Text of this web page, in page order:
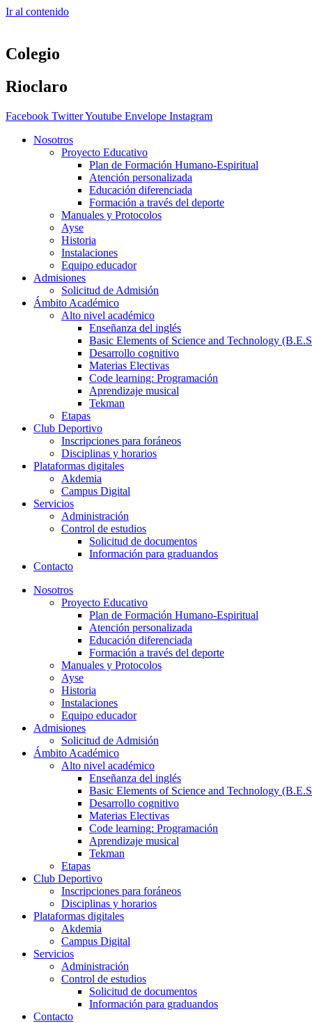
Ir al contenido
Colegio
Rioclaro
Facebook TwitterYoutube Envelope Instagram
Nosotros
Proyecto Educativo
Plan de Formación Humano-Espiritual
Atención personalizada
Educación diferenciada
Formación a través del deporte
Manuales y Protocolos
Ayse
Historia
Instalaciones
Equipo educador
Admisiones
Solicitud de Admisión
Ámbito Académico
Alto nivel académico
Enseñanza del inglés
Basic Elements of Science and Technology
Desarrollo cognitivo
Materias Electivas
Code learning: Programación
Aprendizaje musical
Tekman
Etapas
Club Deportivo
Inscripciones para foráneos
Disciplinas y horarios
Plataformas digitales
Akdemia
Campus Digital
Servicios
Administración
Control de estudios
Solicitud de documentos
Información para graduandos
Contacto
Nosotros
Proyecto Educativo
Plan de Formación Humano-Espiritual
Atención personalizada
Educación diferenciada
Formación a través del deporte
Manuales y Protocolos
Ayse
Historia
Instalaciones
Equipo educador
Admisiones
Solicitud de Admisión
Ámbito Académico
Alto nivel académico
Enseñanza del inglés
Basic Elements of Science and Technology
Desarrollo cognitivo
Materias Electivas
Code learning: Programación
Aprendizaje musical
Tekman
Etapas
Club Deportivo
Inscripciones para foráneos
Disciplinas y horarios
Plataformas digitales
Akdemia
Campus Digital
Servicios
Administración
Control de estudios
Solicitud de documentos
Información para graduandos
Contacto